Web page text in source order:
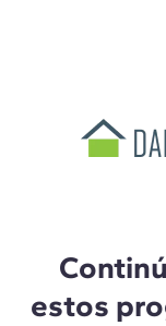
estos